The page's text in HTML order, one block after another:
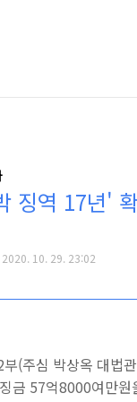
징역 17년'
2020. 10. 29. 23:02
부(주심 박상옥 대법
금 57억8000여만